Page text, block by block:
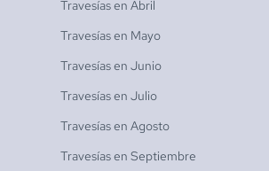
Travesías en Abril
Travesías en Mayo
Travesías en Junio
Travesías en Julio
Travesías en Agosto
Travesías en Septiembre